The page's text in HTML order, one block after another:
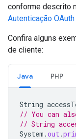
conforme descrito
Autenticação
Confira alguns
de cliente:
Java PHP
String
// You can
// String
System .out.